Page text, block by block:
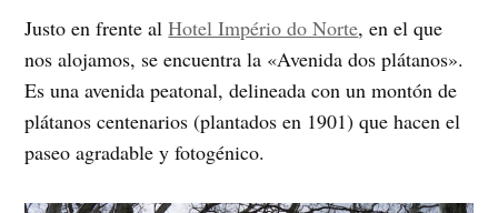
Justo en frente alHotel Império do Norte, en el que
nos alojamos, se encuentra la «Avenida dos plátanos».
Es una avenida peatonal, delineada con un montón de
plátanos centenarios (plantados en 1901) que hacen el
paseo agradable y fotogénico.